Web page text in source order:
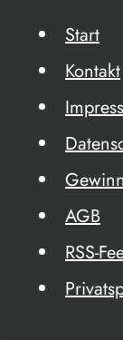
Start
Kontakt
AGB
RSS-